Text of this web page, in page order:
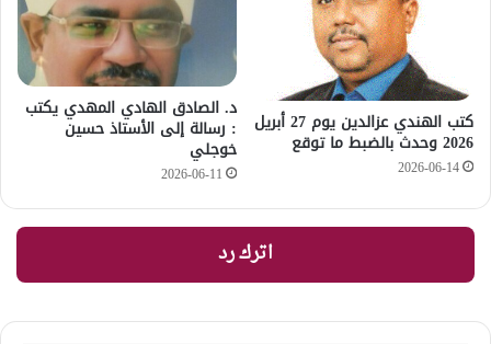
كتب الهندي عزالدين يوم 27 أبريل
2026 وحدث بالضبط ما توقع
2026-06-14
د. الصادق الهادي المهدي يكتب
: رسالة إلى الأستاذ حسين
خوجلي
2026-06-11
اترك رد